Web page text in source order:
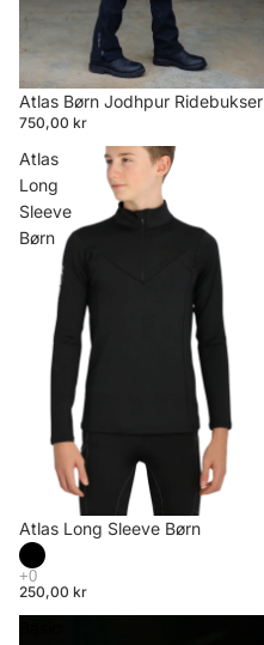
Atlas Børn Jodhpur Ridebukser
750,00 kr
Atlas
Long
Sleeve
Børn
Atlas Long Sleeve Børn
250,00 kr